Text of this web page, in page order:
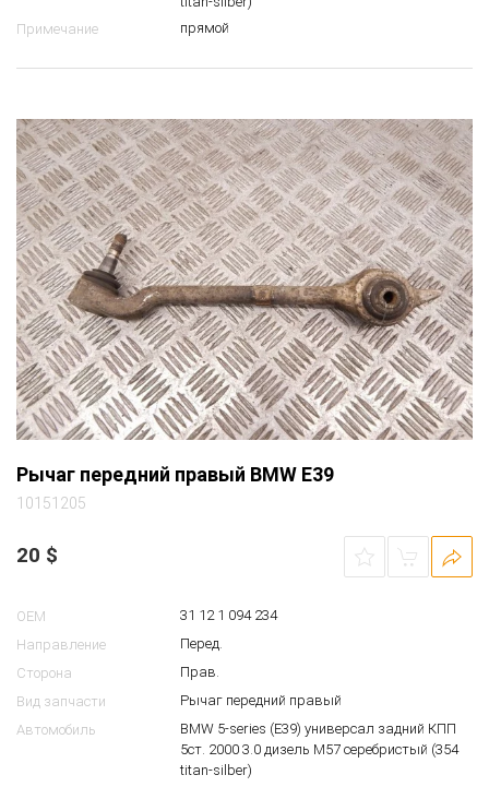
Примечание
прямой
Рычаг передний правый BMW E39
10151205
20 $
OEM
31 12 1 094 234
Направление
Перед.
Сторона
Прав.
Вид запчасти
Рычаг передний правый
Автомобиль
BMW 5-series (E39) универсал задний КПП
5ст. 2000 3.0 дизель M57 серебристый (354
titan-silber)